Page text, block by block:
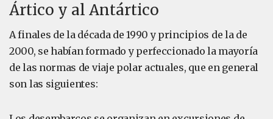
Ártico y al Antártico
A finales de la década de 1990 y principios de la de
2000, se habían formado y perfeccionado la mayoría
de las normas de viaje polar actuales, que en general
son las siguientes: